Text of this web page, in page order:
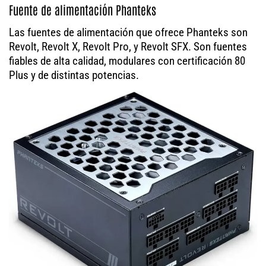
Fuente de alimentación Phanteks
Las fuentes de alimentación que ofrece Phanteks son
Revolt, Revolt X, Revolt Pro, y Revolt SFX. Son fuentes
fiables de alta calidad, modulares con certificación 80
Plus y de distintas potencias.